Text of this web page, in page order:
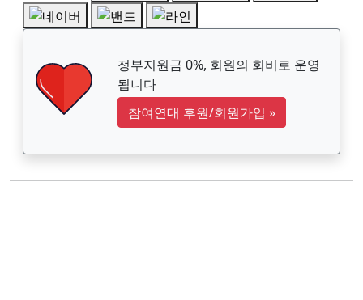
정부지원금 0%, 회원의 회비로 운영
됩니다
참여연대 후원/회원가입 »